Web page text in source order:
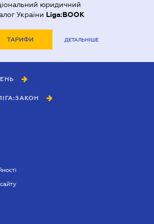
юридичний
України Liga:BOOK
ТАРИФИ ДЕТАЛЬНІШЕ